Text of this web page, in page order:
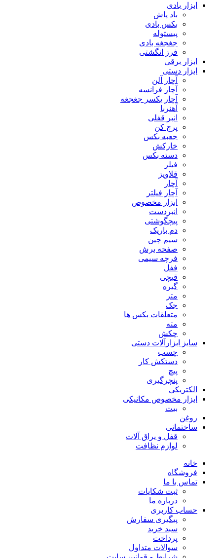
ابزار بادی
باد پاش
بکس بادی
پیستوله
جغجغه بادی
فرز انگشتی
ابزار برقی
ابزار دستی
آچار آلن
آچار فرانسه
آچار یکسر جغجغه
آهنربا
انبر قفلی
پرچ کن
جعبه بکس
خارکش
دسته بکس
فیلر
قلاویز
آچار
آچار فیلتر
ابزار مخصوص
انبردست
پیچگوشتی
دم باریک
سیم چین
صفحه برش
فرچه سیمی
ففل
قیچی
گیره
متر
جک
متعلقات بکس ها
مته
چکش
سایز ابزارآلات دستی
چسب
دستکش کار
پیچ
پنچرگیری
الکتریکی
ابزار مخصوص مکانیکی
بیت
روغن
ساختمانی
قفل و یراق آلات
لوازم نظافت
خانه
فروشگاه
تماس با ما
ثبت شکایات
درباره ما
حساب کاربری
پیگیری سفارش
سبد خرید
پرداخت
سوالات متداول